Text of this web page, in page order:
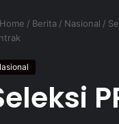
Home / Berita / Nasional /